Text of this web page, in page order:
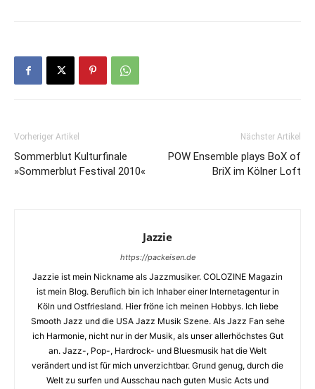
Vorheriger Artikel
Sommerblut Kulturfinale
»Sommerblut Festival 2010«
Nächster Artikel
POW Ensemble plays BoX of
BriX im Kölner Loft
Jazzie
https://packeisen.de
Jazzie ist mein Nickname als Jazzmusiker. COLOZINE Magazin
ist mein Blog. Beruflich bin ich Inhaber einer Internetagentur in
Köln und Ostfriesland. Hier fröne ich meinen Hobbys. Ich liebe
Smooth Jazz und die USA Jazz Musik Szene. Als Jazz Fan sehe
ich Harmonie, nicht nur in der Musik, als unser allerhöchstes Gut
an. Jazz-, Pop-, Hardrock- und Bluesmusik hat die Welt
verändert und ist für mich unverzichtbar. Grund genug, durch die
Welt zu surfen und Ausschau nach guten Music Acts und